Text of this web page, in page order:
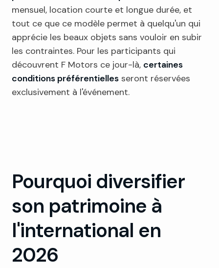
mensuel, location courte et longue durée, et
tout ce que ce modèle permet à quelqu'un qui
apprécie les beaux objets sans vouloir en subir
les contraintes. Pour les participants qui
découvrent F Motors ce jour-là, certaines
conditions préférentielles seront réservées
exclusivement à l'événement.
Pourquoi diversifier
son patrimoine à
l'international en
2026